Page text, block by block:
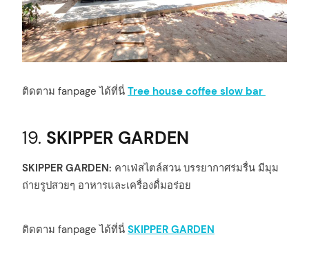
ติดตาม fanpage ได้ที่นี่ Tree house coffee slow bar
19. SKIPPER GARDEN
SKIPPER GARDEN: คาเฟ่สไตล์สวน บรรยากาศร่มรื่น มีมุม
ถ่ายรูปสวยๆ อาหารและเครื่องดื่มอร่อย
ติดตาม fanpage ได้ที่นี่ SKIPPER GARDEN